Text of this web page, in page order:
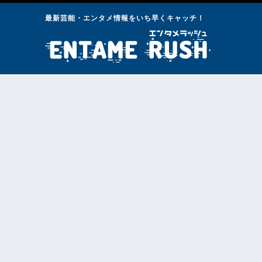
最新芸能・エンタメ情報をいち早くキャッチ！